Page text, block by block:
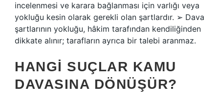
incelenmesi ve karara bağlanması için varlığı veya
yokluğu kesin olarak gerekli olan şartlardır. ➢ Dava
şartlarının yokluğu, hâkim tarafından kendiliğinden
dikkate alınır; tarafların ayrıca bir talebi aranmaz.
HANGI SUÇLAR KAMU
DAVASINA DÖNÜŞÜR?